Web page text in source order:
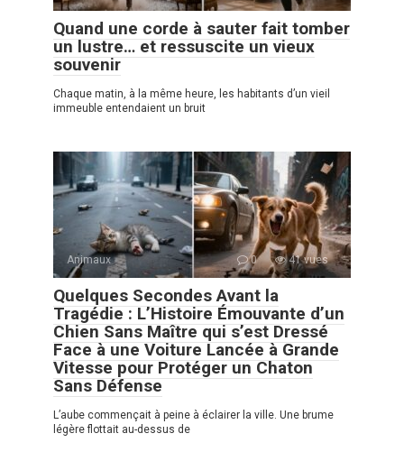
Quand une corde à sauter fait tomber
un lustre… et ressuscite un vieux
souvenir
Chaque matin, à la même heure, les habitants d’un vieil
immeuble entendaient un bruit
Animaux 0 41 vues
Quelques Secondes Avant la
Tragédie : L’Histoire Émouvante d’un
Chien Sans Maître qui s’est Dressé
Face à une Voiture Lancée à Grande
Vitesse pour Protéger un Chaton
Sans Défense
L’aube commençait à peine à éclairer la ville. Une brume
légère flottait au-dessus de